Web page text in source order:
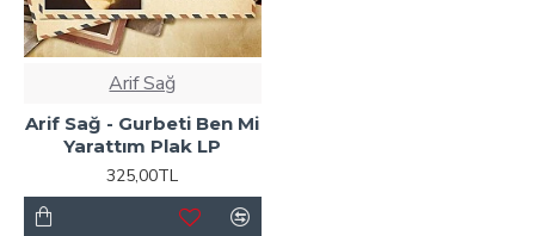
Arif Sağ
Arif Sağ - Gurbeti Ben Mi
Yarattım Plak LP
325,00TL